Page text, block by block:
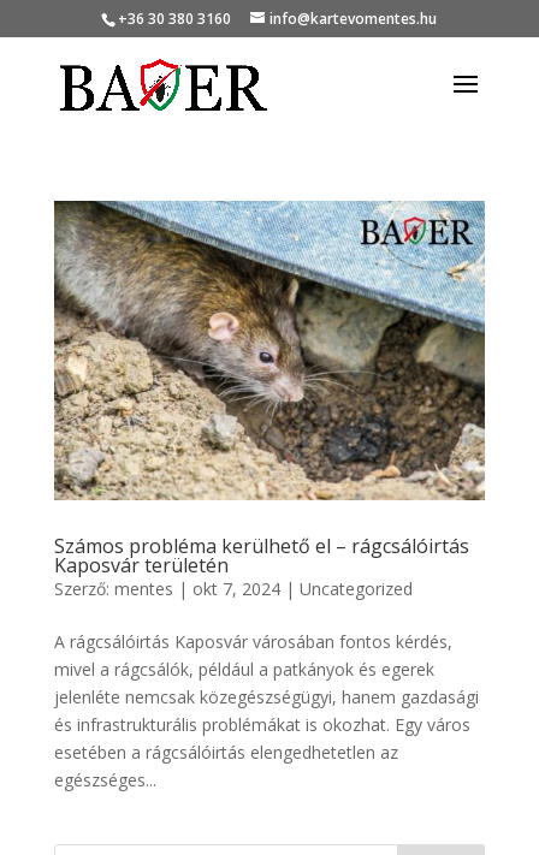
+36 30 380 3160 info@kartevomentes.hu
Számos probléma kerülhető el – rágcsálóirtás
Kaposvár területén
Szerző: mentes | okt 7, 2024| Uncategorized
A rágcsálóirtás Kaposvár városában fontos kérdés,
mivel a rágcsálók, például a patkányok és egerek
jelenléte nemcsak közegészségügyi, hanem gazdasági
és infrastrukturális problémákat is okozhat. Egy város
esetében a rágcsálóirtás elengedhetetlen az
egészséges...